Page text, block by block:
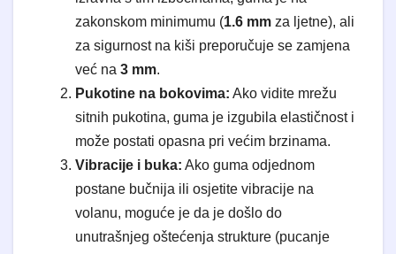
zakonskom minimumu (1.6 mm za ljetne), ali
za sigurnost na kiši preporučuje se zamjena
već na 3 mm.
Pukotine na bokovima: Ako vidite mrežu
sitnih pukotina, guma je izgubila elastičnost i
može postati opasna pri većim brzinama.
Vibracije i buka: Ako guma odjednom
postane bučnija ili osjetite vibracije na
volanu, moguće je da je došlo do
unutrašnjeg oštećenja strukture (pucanje